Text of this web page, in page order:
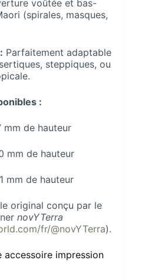
voûtée et bas-
(spirales, masques,
Parfaitement adaptable
steppiques, ou
:
mm de hauteur
mm de hauteur
mm de hauteur
original conçu par le
novYTerra
fr/@novYTerra).
impression